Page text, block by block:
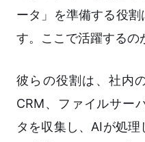
ータ」を準備する役
す。ここで活躍するの
彼らの役割は、社内
CRM、ファイルサー
タを収集し、AIが処